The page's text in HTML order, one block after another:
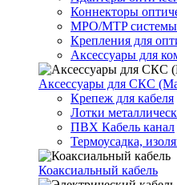
Коннекторы
MPO/MTP
Крепления для
Аксессуары для
Аксессуары для СКС
Крепеж для кабеля
Лотки
ПВХ Кабель канал
Термоусадка,
Коаксиальный кабель